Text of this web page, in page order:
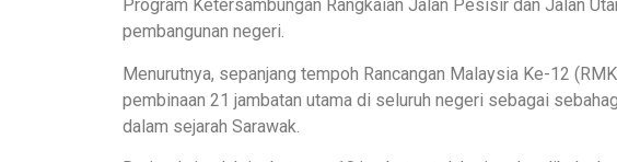
Program Ketersambungan Rangkaian Jalan Pesisir dan Jalan
pembangunan negeri.
Menurutnya, sepanjang tempoh Rancangan Malaysia Ke-12
pembinaan 21 jambatan utama di seluruh negeri sebagai
dalam sejarah Sarawak.